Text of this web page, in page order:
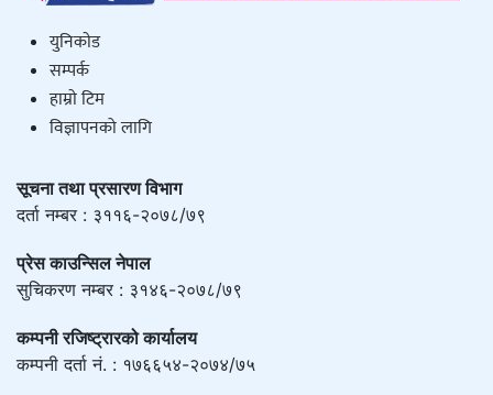
युनिकाेड
सम्पर्क
हाम्राे टिम
विज्ञापनको लागि
सूचना तथा प्रसारण विभाग
दर्ता नम्बर : ३११६-२०७८/७९
प्रेस काउन्सिल नेपाल
सुचिकरण नम्बर : ३१४६-२०७८/७९
कम्पनी रजिष्ट्रारको कार्यालय
कम्पनी दर्ता नं. : १७६६५४-२०७४/७५